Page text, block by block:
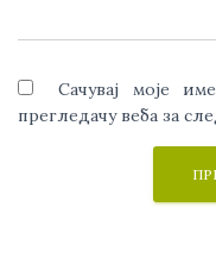
Сачувај моје
прегледачу веба за